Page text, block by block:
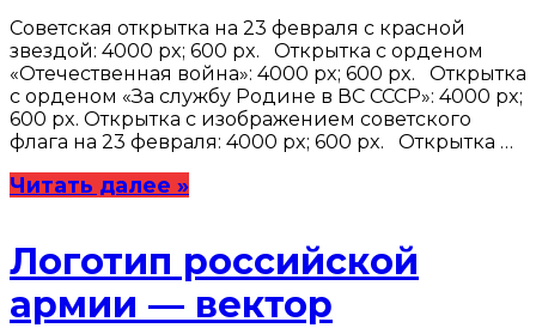
Советская открытка на 23 февраля с красной
звездой: 4000 px; 600 px. Открытка с орденом
«Отечественная война»: 4000 px; 600 px. Открытка
с орденом «За службу Родине в ВС СССР»: 4000 px;
600 px. Открытка с изображением советского
флага на 23 февраля: 4000 px; 600 px. Открытка …
Читать далее »
Логотип российской
армии — вектор